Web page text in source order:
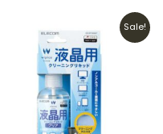
Sale!
price
was:
HKD$150.
Current
price
is:
HKD$128.